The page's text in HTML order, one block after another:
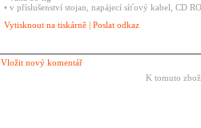
• v příslušenství stojan, napájecí síťový kabel, CD
Vytisknout na tiskárně | Poslat odkaz
Vložit nový komentář
K tomuto